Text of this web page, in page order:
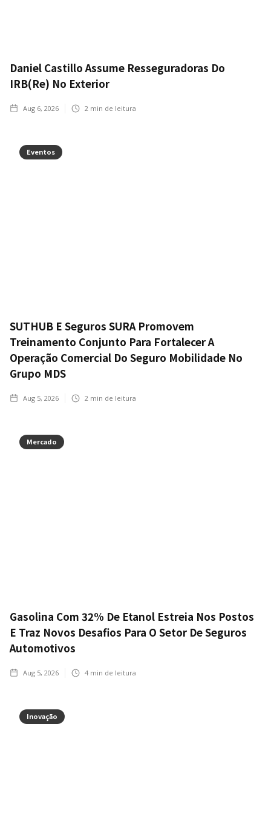
Daniel Castillo Assume Resseguradoras Do
IRB(Re) No Exterior
Aug 6, 2026 2 min de leitura
Eventos
SUTHUB E Seguros SURA Promovem
Treinamento Conjunto Para Fortalecer A
Operação Comercial Do Seguro Mobilidade No
Grupo MDS
Aug 5, 2026 2 min de leitura
Mercado
Gasolina Com 32% De Etanol Estreia Nos Postos
E Traz Novos Desafios Para O Setor De Seguros
Automotivos
Aug 5, 2026 4 min de leitura
Inovação